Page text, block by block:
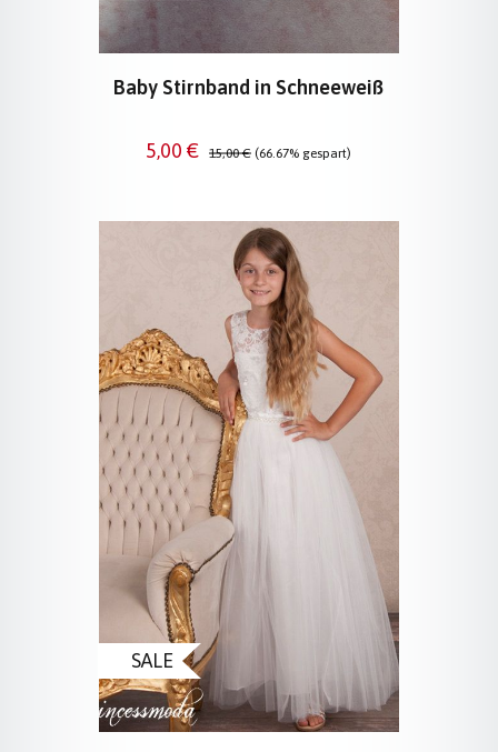
Baby Stirnband in Schneeweiß
Verkaufspreis:
5,00 € Regulärer Preis:
15,00 € (66.67% gespart)
SALE